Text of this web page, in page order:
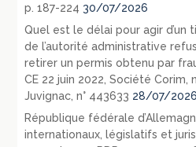
p. 187-224 30/07/2026
Quel est le délai pour agir d’un
de l’autorité administrative
retirer un permis obtenu par
CE 22 juin 2022, Société Corim,
Juvignac, n° 443633 28/07/2026
République fédérale
internationaux, législatifs et